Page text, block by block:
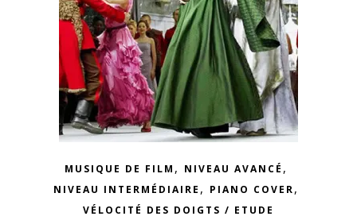
MUSIQUE DE FILM , NIVEAU AVANCÉ ,
NIVEAU INTERMÉDIAIRE , PIANO COVER,
VÉLOCITÉ DES DOIGTS / ETUDE